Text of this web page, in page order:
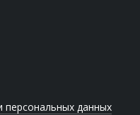
данных